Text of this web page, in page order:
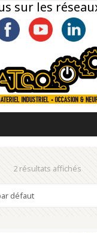
sur les
2 résultats affichés